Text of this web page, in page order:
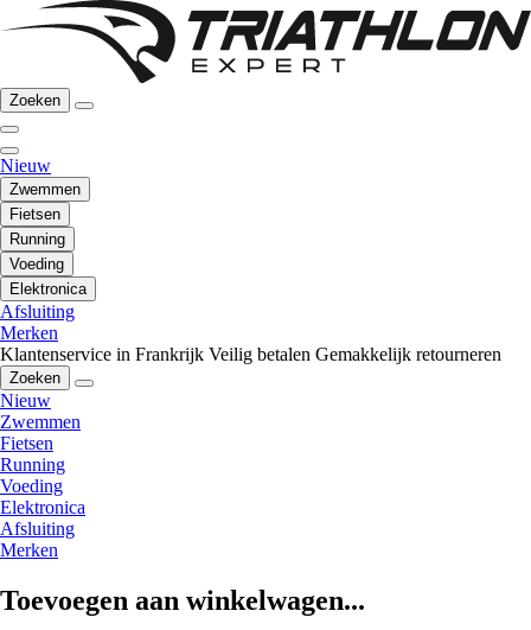
Zoeken
Nieuw
Zwemmen
Fietsen
Running
Voeding
Elektronica
Afsluiting
Merken
Klantenservice in Frankrijk Veilig betalen Gemakkelijk retourneren
Zoeken
Nieuw
Zwemmen
Fietsen
Running
Voeding
Elektronica
Afsluiting
Merken
Toevoegen aan winkelwagen...